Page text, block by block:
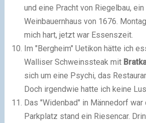
und eine Pracht von Riegelbau,
Weinbauernhaus von 1676.
mich hart, jetzt war Essenszeit.
Im "Bergheim" Uetikon hätte ich
Walliser Schweinssteak mit
sich um eine Psychi, das
Doch irgendwie hatte ich keine
Das "Widenbad" in Männedorf
Parkplatz stand ein Riesencar.